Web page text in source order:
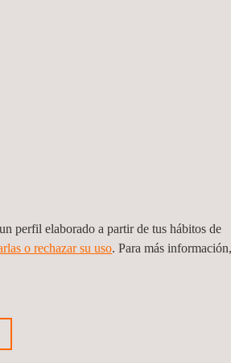
perfil elaborado a partir de tus hábitos de
o rechazar su uso. Para más información,